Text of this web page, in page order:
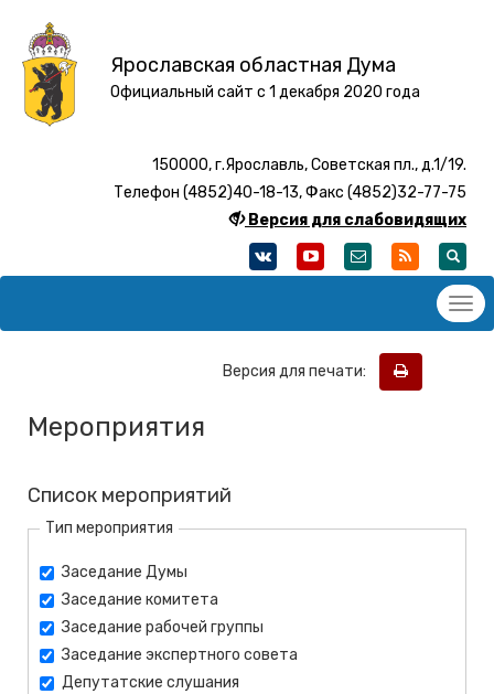
Ярославская областная Дума
Официальный сайт с 1 декабря 2020 года
150000, г.Ярославль, Советская пл., д.1/19.
Телефон (4852)40-18-13, Факс (4852)32-77-75
Версия для слабовидящих
Версия для печати:
Мероприятия
Список мероприятий
Тип мероприятия
Заседание Думы
Заседание комитета
Заседание рабочей группы
Заседание экспертного совета
Депутатские слушания